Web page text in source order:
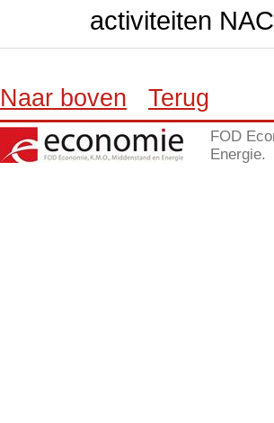
activiteiten
Naar boven Terug
FOD
Energie.